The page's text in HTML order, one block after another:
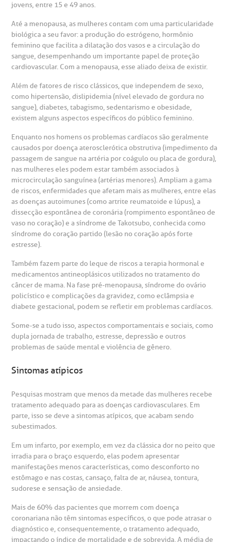
ouvidoria@bp.org.br
Fale Conosco
CEP: 01323-001 | Bela Vista
São Paulo - SP
BP Mirante
Saiba mais
Endereço:
R. Martiniano de Carvalho, 965
São Paulo - SP
Clínica Medicina da Mulher
Saiba mais
Endereço:
R. Colômbia, 332
CEP: 01438-000 | Jardim Paulista
São Paulo - SP
social da BP
corporativa
social
a BP
Conosco
de Benchmarking
de Bioética
Telemedicina BP
Teleinterconsulta
Centro de Doenças Autoimunes
socorro
de cópia de prontuário médico
de orçamento particular
de veracidade de atestado
Cirurgia
frequentes
de Sangue
de órgãos
de cuidado
e perdidos
especialidades
jovens, entre 15 e 49 anos.
Até a menopausa, as mulheres contam com uma particularidade
biológica a seu favor: a produção do estrógeno, hormônio
feminino que facilita a dilatação dos vasos e a circulação do
sangue, desempenhando um importante papel de proteção
cardiovascular. Com a menopausa, esse aliado deixa de existir.
Além de fatores de risco clássicos, que independem de sexo,
como hipertensão, dislipidemia (nível elevado de gordura no
sangue), diabetes, tabagismo, sedentarismo e obesidade,
existem alguns aspectos específicos do público feminino.
Enquanto nos homens os problemas cardíacos são geralmente
causados por doença aterosclerótica obstrutiva (impedimento da
passagem de sangue na artéria por coágulo ou placa de gordura),
nas mulheres eles podem estar também associados à
microcirculação sanguínea (artérias menores). Ampliam a gama
de riscos, enfermidades que afetam mais as mulheres, entre elas
as doenças autoimunes (como artrite reumatoide e lúpus), a
dissecção espontânea de coronária (rompimento espontâneo de
vaso no coração) e a síndrome de Takotsubo, conhecida como
síndrome do coração partido (lesão no coração após forte
estresse).
Também fazem parte do leque de riscos a terapia hormonal e
medicamentos antineoplásicos utilizados no tratamento do
câncer de mama. Na fase pré-menopausa, síndrome do ovário
policístico e complicações da gravidez, como eclâmpsia e
diabete gestacional, podem se refletir em problemas cardíacos.
Some-se a tudo isso, aspectos comportamentais e sociais, como
dupla jornada de trabalho, estresse, depressão e outros
problemas de saúde mental e violência de gênero.
Sintomas atípicos
Pesquisas mostram que menos da metade das mulheres recebe
tratamento adequado para as doenças cardiovasculares. Em
parte, isso se deve a sintomas atípicos, que acabam sendo
subestimados.
Em um infarto, por exemplo, em vez da clássica dor no peito que
irradia para o braço esquerdo, elas podem apresentar
manifestações menos características, como desconforto no
estômago e nas costas, cansaço, falta de ar, náusea, tontura,
sudorese e sensação de ansiedade.
Mais de 60% das pacientes que morrem com doença
coronariana não têm sintomas específicos, o que pode atrasar o
diagnóstico e, consequentemente, o tratamento adequado,
impactando o índice de mortalidade e de sobrevida. A média de